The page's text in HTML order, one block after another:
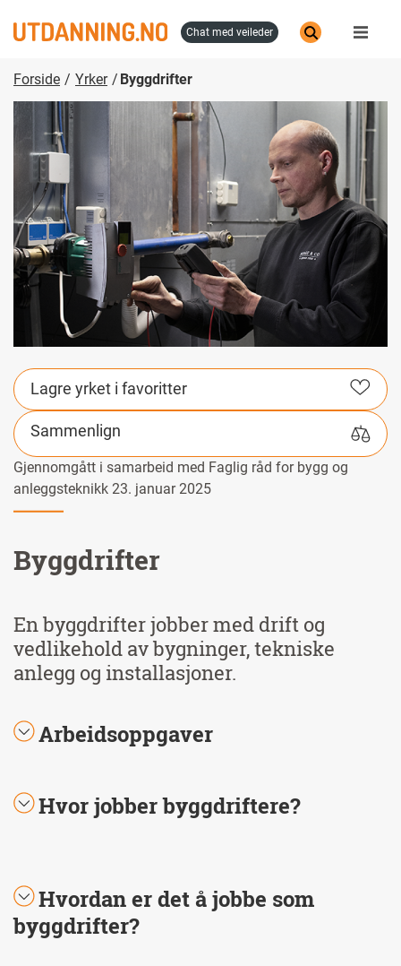
til
chat med veileder
Forside Yrker Byggdrifter
Lagre yrket i favoritter
Sammenlign
Gjennomgått i samarbeid med Faglig råd for bygg og
anleggsteknikk 23. januar 2025
Byggdrifter
En byggdrifter jobber med drift og
vedlikehold av bygninger, tekniske
anlegg og installasjoner.
Arbeidsoppgaver
Hvor jobber byggdriftere?
Hvordan er det å jobbe som
byggdrifter?